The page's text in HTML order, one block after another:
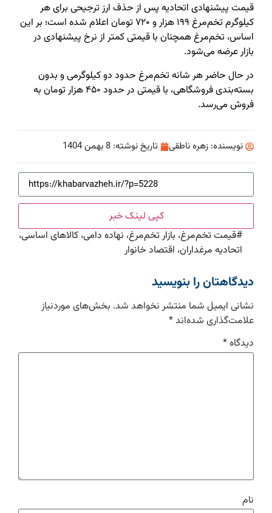
قیمت پیشنهادی اتحادیه پس از حذف ارز ترجیحی برای هر
کیلوگرم تخم‌مرغ ۱۹۹ هزار و ۷۲۰ تومان اعلام شده است؛ بر این
اساس، تخم‌مرغ همچنان با قیمتی کمتر از نرخ پیشنهادی در
بازار عرضه می‌شود.
در حال حاضر هر شانه تخم‌مرغ حدود دو کیلوگرمی و بدون
بسته‌بندی فروشگاهی، با قیمتی در حدود ۴۵۰ هزار تومان به
فروش می‌رسد.
نویسنده: زهره ناطقی تاریخ نوشته: 8 بهمن 1404
کپی لینک خبر
#قیمت تخم‌مرغ، بازار تخم‌مرغ، نهاده دامی، کالاهای اساسی،
اتحادیه مرغداران، اقتصاد خانوار
دیدگاهتان را بنویسید
نشانی ایمیل شما منتشر نخواهد شد. بخش‌های موردنیاز
علامت‌گذاری شده‌اند*
دیدگاه*
نام